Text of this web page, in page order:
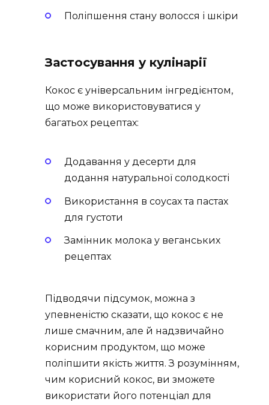
Поліпшення стану волосся і шкіри
Застосування у кулінарії
Кокос є універсальним інгредієнтом,
що може використовуватися у
багатьох рецептах:
Додавання у десерти для
додання натуральної солодкості
Використання в соусах та пастах
для густоти
Замінник молока у веганських
рецептах
Підводячи підсумок, можна з
упевненістю сказати, що кокос є не
лише смачним, але й надзвичайно
корисним продуктом, що може
поліпшити якість життя. З розумінням,
чим корисний кокос, ви зможете
використати його потенціал для